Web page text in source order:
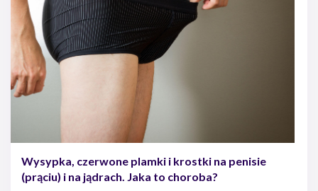
Wysypka, czerwone plamki i krostki na penisie
(prąciu) i na jądrach. Jaka to choroba?